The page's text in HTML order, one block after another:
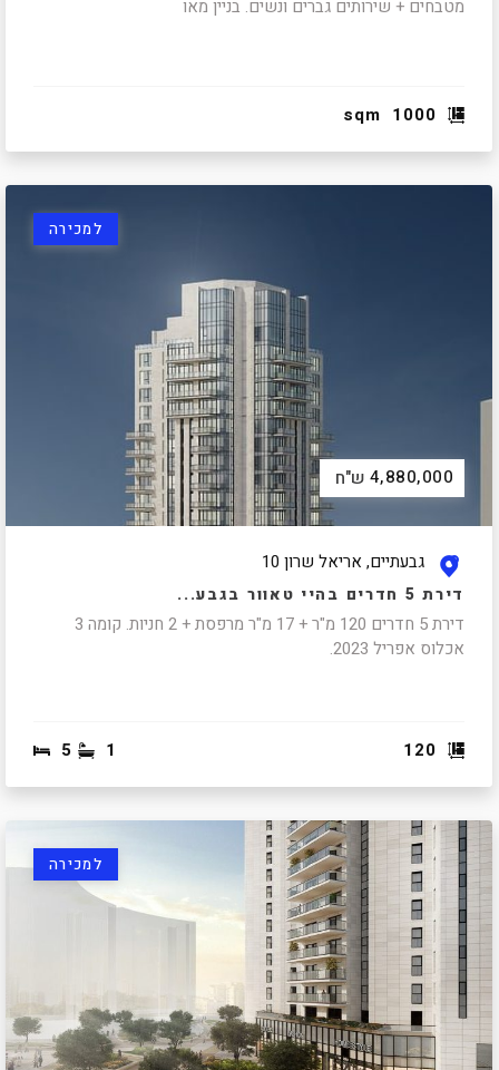
מטבחים + שירותים גברים ונשים. בניין מאו
sqm 1000
למכירה
4,880,000 ש"ח
גבעתיים, אריאל שרון 10
דירת 5 חדרים בהיי טאוור בגבע...
דירת 5 חדרים 120 מ"ר + 17 מ"ר מרפסת + 2 חניות. קומה 3
אכלוס אפריל 2023.
120
5 1
למכירה